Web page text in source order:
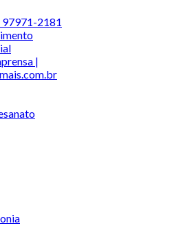
2181
|